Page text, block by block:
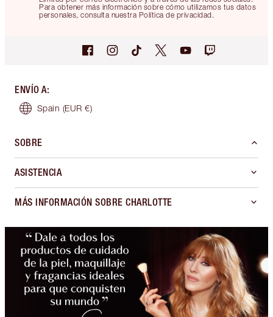
Para obtener más información sobre cómo utilizamos tus datos
personales, consulta nuestra Política de privacidad.
ENVÍO A:
Spain (EUR €)
SOBRE
ASISTENCIA
MÁS INFORMACIÓN SOBRE CHARLOTTE